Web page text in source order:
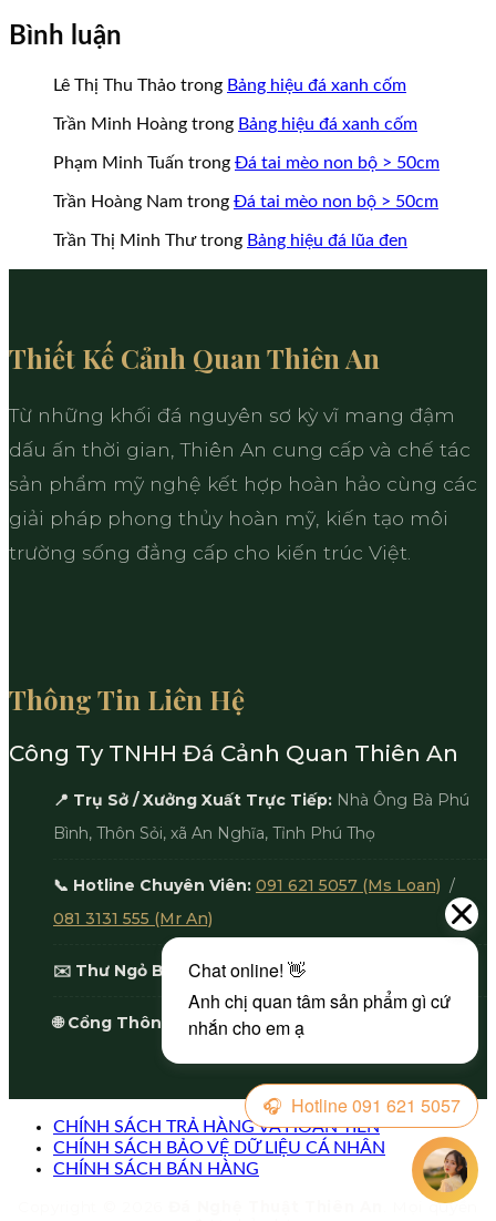
Bình luận
Lê Thị Thu Thảo trong Bảng hiệu đá xanh cốm
Trần Minh Hoàng trong Bảng hiệu đá xanh cốm
Phạm Minh Tuấn trong Đá tai mèo non bộ > 50cm
Trần Hoàng Nam trong Đá tai mèo non bộ > 50cm
Trần Thị Minh Thưtrong Bảng hiệu đá lũa đen
Thiết Kế Cảnh Quan Thiên An
Từ những khối đá nguyên sơ kỳ vĩ mang đậm
dấu ấn thời gian, Thiên An cung cấp và chế tác
sản phẩm mỹ nghệ kết hợp hoàn hảo cùng các
giải pháp phong thủy hoàn mỹ, kiến tạo môi
trường sống đẳng cấp cho kiến trúc Việt.
Thông Tin Liên Hệ
Công Ty TNHH Đá Cảnh Quan Thiên An
📍 Trụ Sở / Xưởng Xuất Trực Tiếp: Nhà Ông Bà Phú
Bình, Thôn Sỏi, xã An Nghĩa, Tỉnh Phú Thọ
📞 Hotline Chuyên Viên: 091 621 5057 (Ms Loan) /
081 3131 555 (Mr An)
✉️ Thư Ngỏ Báo Giá: ceo@thienanstone.com
🌐 Cổng Thông Tin: thienanstone.com
CHÍNH SÁCH TRẢ HÀNG VÀ HOÀN TIỀN
CHÍNH SÁCH BẢO VỆ DỮ LIỆU CÁ NHÂN
CHÍNH SÁCH BÁN HÀNG
. Mọi quyền